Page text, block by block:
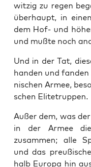
wit­zig zu regen
über­haupt, in
dem Hof- und
und muß­te noch
Und in der Tat,
han­den und
ni­schen Armee,
schen Elitetruppen.
Außer dem, was
in der Armee die
zusam­men; alle
und das
halb Euro­pa hin